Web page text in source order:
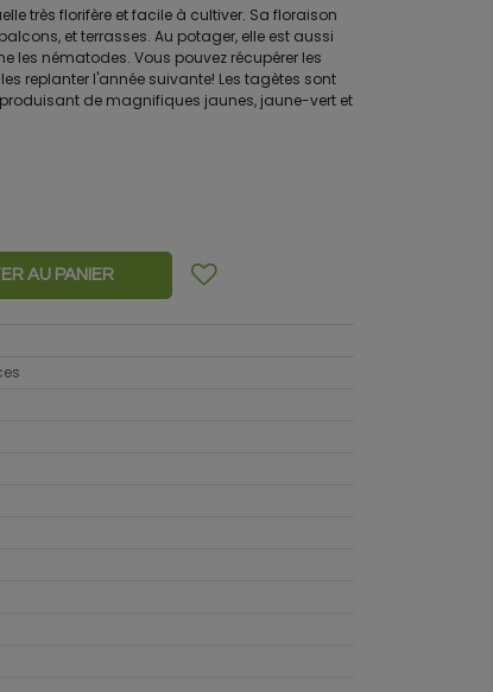
très florifère et facile à cultiver. Sa floraison
et terrasses. Au potager, elle est aussi
les nématodes. Vous pouvez récupérer les
replanter l'année suivante! Les tagètes sont
de magnifiques jaunes, jaune-vert et
AU PANIER